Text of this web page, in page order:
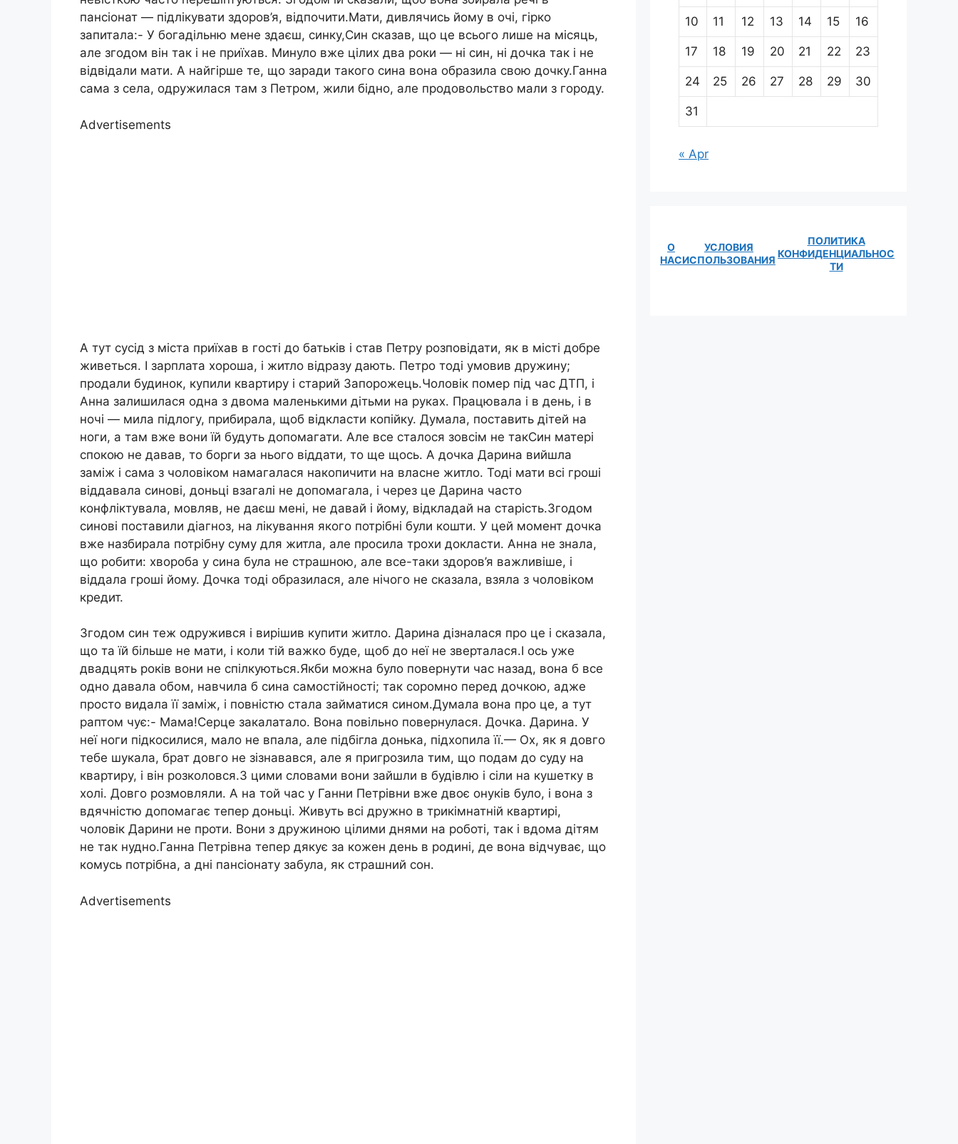
пансіонат — підлікувати здоров’я, відпочити.Мати, дивлячись йому в очі, гірко
запитала:- У богадільню мене здаєш, синку,Син сказав, що це всього лише на місяць,
але згодом він так і не приїхав. Минуло вже цілих два роки — ні син, ні дочка так і не
відвідали мати. А найгірше те, що заради такого сина вона образила свою дочку.Ганна
сама з села, одружилася там з Петром, жили бідно, але продовольство мали з городу.
Advertisements
А тут сусід з міста приїхав в гості до батьків і став Петру розповідати, як в місті добре
живеться. І зарплата хороша, і житло відразу дають. Петро тоді умовив дружину;
продали будинок, купили квартиру і старий Запорожець.Чоловік помер під час ДТП, і
Анна залишилася одна з двома маленькими дітьми на руках. Працювала і в день, і в
ночі — мила підлогу, прибирала, щоб відкласти копійку. Думала, поставить дітей на
ноги, а там вже вони їй будуть допомагати. Але все сталося зовсім не такСин матері
спокою не давав, то борги за нього віддати, то ще щось. А дочка Дарина вийшла
заміж і сама з чоловіком намагалася накопичити на власне житло. Тоді мати всі гроші
віддавала синові, доньці взагалі не допомагала, і через це Дарина часто
конфліктувала, мовляв, не даєш мені, не давай і йому, відкладай на старість.Згодом
синові поставили діагноз, на лікування якого потрібні були кошти. У цей момент дочка
вже назбирала потрібну суму для житла, але просила трохи докласти. Анна не знала,
що робити: хвороба у сина була не страшною, але все-таки здоров’я важливіше, і
віддала гроші йому. Дочка тоді образилася, але нічого не сказала, взяла з чоловіком
кредит.
Згодом син теж одружився і вирішив купити житло. Дарина дізналася про це і сказала,
що та їй більше не мати, і коли тій важко буде, щоб до неї не зверталася.І ось уже
двадцять років вони не спілкуються.Якби можна було повернути час назад, вона б все
одно давала обом, навчила б сина самостійності; так соромно перед дочкою, адже
просто видала її заміж, і повністю стала займатися сином.Думала вона про це, а тут
раптом чує:- Мама!Серце закалатало. Вона повільно повернулася. Дочка. Дарина. У
неї ноги підкосилися, мало не впала, але підбігла донька, підхопила її.— Ох, як я довго
тебе шукала, брат довго не зізнавався, але я пригрозила тим, що подам до суду на
квартиру, і він розколовся.З цими словами вони зайшли в будівлю і сіли на кушетку в
холі. Довго розмовляли. А на той час у Ганни Петрівни вже двоє онуків було, і вона з
вдячністю допомагає тепер доньці. Живуть всі дружно в трикімнатній квартирі,
чоловік Дарини не проти. Вони з дружиною цілими днями на роботі, так і вдома дітям
не так нудно.Ганна Петрівна тепер дякує за кожен день в родині, де вона відчуває, що
комусь потрібна, а дні пансіонату забула, як страшний сон.
Advertisements
10 11 12 13 14 15 16
17 18 19 20 21 22 23
24 25 26 27 28 29 30
31
« Apr
О
НАС
УСЛОВИЯ
ИСПОЛЬЗОВАНИЯ
ПОЛИТИКА
КОНФИДЕНЦИАЛЬНОС
ТИ